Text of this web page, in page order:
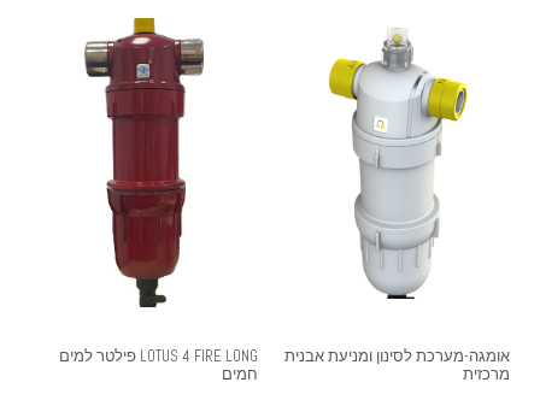
אומגה-מערכת לסינון ומניעת אבנית
מרכזית
LOTUS 4 FIRE LONG פילטר למים
חמים